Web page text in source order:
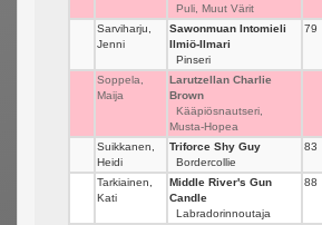
Puli, Muut Värit
Sarviharju,
Jenni
Sawonmuan Intomieli
Ilmiö-Ilmari
Pinseri
79
Soppela,
Maija
Larutzellan Charlie
Brown
Kääpiösnautseri,
Musta-Hopea
Suikkanen,
Heidi
Triforce Shy Guy
Bordercollie
83
Tarkiainen,
Kati
Middle River's Gun
Candle
Labradorinnoutaja
88